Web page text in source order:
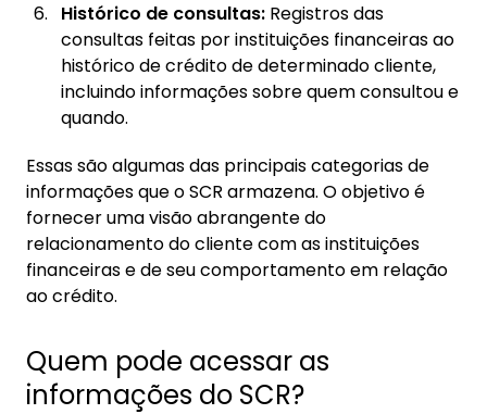
Histórico de consultas: Registros das
consultas feitas por instituições financeiras ao
histórico de crédito de determinado cliente,
incluindo informações sobre quem consultou e
quando.
Essas são algumas das principais categorias de
informações que o SCR armazena. O objetivo é
fornecer uma visão abrangente do
relacionamento do cliente com as instituições
financeiras e de seu comportamento em relação
ao crédito.
Quem pode acessar as
informações do SCR?